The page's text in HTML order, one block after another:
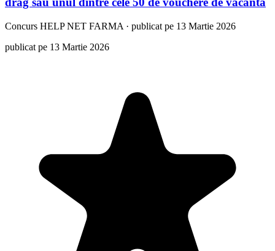
Concurs HELP NET FARMA · publicat pe 13 Martie 2026
publicat pe 13 Martie 2026